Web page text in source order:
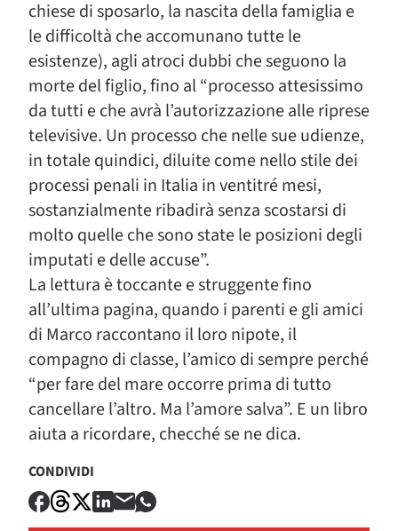
chiese di sposarlo, la nascita della famiglia e
le difficoltà che accomunano tutte le
esistenze), agli atroci dubbi che seguono la
morte del figlio, fino al “processo attesissimo
da tutti e che avrà l’autorizzazione alle riprese
televisive. Un processo che nelle sue udienze,
in totale quindici, diluite come nello stile dei
processi penali in Italia in ventitré mesi,
sostanzialmente ribadirà senza scostarsi di
molto quelle che sono state le posizioni degli
imputati e delle accuse”.
La lettura è toccante e struggente fino
all’ultima pagina, quando i parenti e gli amici
di Marco raccontano il loro nipote, il
compagno di classe, l’amico di sempre perché
“per fare del mare occorre prima di tutto
cancellare l’altro. Ma l’amore salva”. E un libro
aiuta a ricordare, checché se ne dica.
CONDIVIDI